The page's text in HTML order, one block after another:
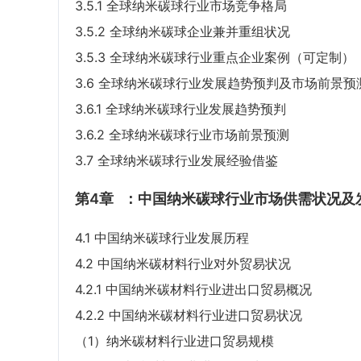
3.5.1 全球纳米碳球行业市场竞争格局
3.5.2 全球纳米碳球企业兼并重组状况
3.5.3 全球纳米碳球行业重点企业案例（可定制）
3.6 全球纳米碳球行业发展趋势预判及市场前景预
3.6.1 全球纳米碳球行业发展趋势预判
3.6.2 全球纳米碳球行业市场前景预测
3.7 全球纳米碳球行业发展经验借鉴
第4章 ：中国纳米碳球行业市场供需状况
4.1 中国纳米碳球行业发展历程
4.2 中国纳米碳材料行业对外贸易状况
4.2.1 中国纳米碳材料行业进出口贸易概况
4.2.2 中国纳米碳材料行业进口贸易状况
（1）纳米碳材料行业进口贸易规模